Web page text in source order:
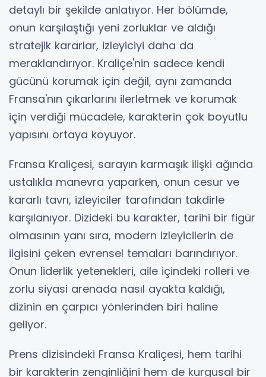
detaylı bir şekilde anlatıyor. Her bölümde,
onun karşılaştığı yeni zorluklar ve aldığı
stratejik kararlar, izleyiciyi daha da
meraklandırıyor. Kraliçe'nin sadece kendi
gücünü korumak için değil, aynı zamanda
Fransa'nın çıkarlarını ilerletmek ve korumak
için verdiği mücadele, karakterin çok boyutlu
yapısını ortaya koyuyor.
Fransa Kraliçesi, sarayın karmaşık ilişki ağında
ustalıkla manevra yaparken, onun cesur ve
kararlı tavrı, izleyiciler tarafından takdirle
karşılanıyor. Dizideki bu karakter, tarihi bir figür
olmasının yanı sıra, modern izleyicilerin de
ilgisini çeken evrensel temaları barındırıyor.
Onun liderlik yetenekleri, aile içindeki rolleri ve
zorlu siyasi arenada nasıl ayakta kaldığı,
dizinin en çarpıcı yönlerinden biri haline
geliyor.
Prens dizisindeki Fransa Kraliçesi, hem tarihi
bir karakterin zenginliğini hem de kurgusal bir